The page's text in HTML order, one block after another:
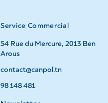
Service Commercial
54 Rue du Mercure, 2013 Ben
Arous
contact@canpol.tn
98 148 481